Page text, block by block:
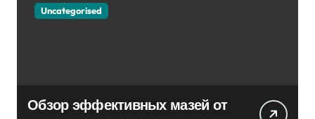
Uncategorised
Обзор эффективных мазей от